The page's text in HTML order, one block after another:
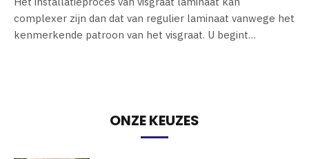
complexer zijn dan dat van regulier laminaat vanwege het
kenmerkende patroon van het visgraat. U begint…
ONZE KEUZES